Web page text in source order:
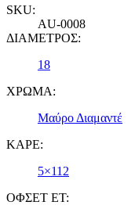
SKU:
AU-0008
ΔΙΑΜΕΤΡΟΣ:
18
ΧΡΩΜΑ:
Μαύρο Διαμαντέ
ΚΑΡΕ:
5×112
ΟΦΣΕΤ ET: